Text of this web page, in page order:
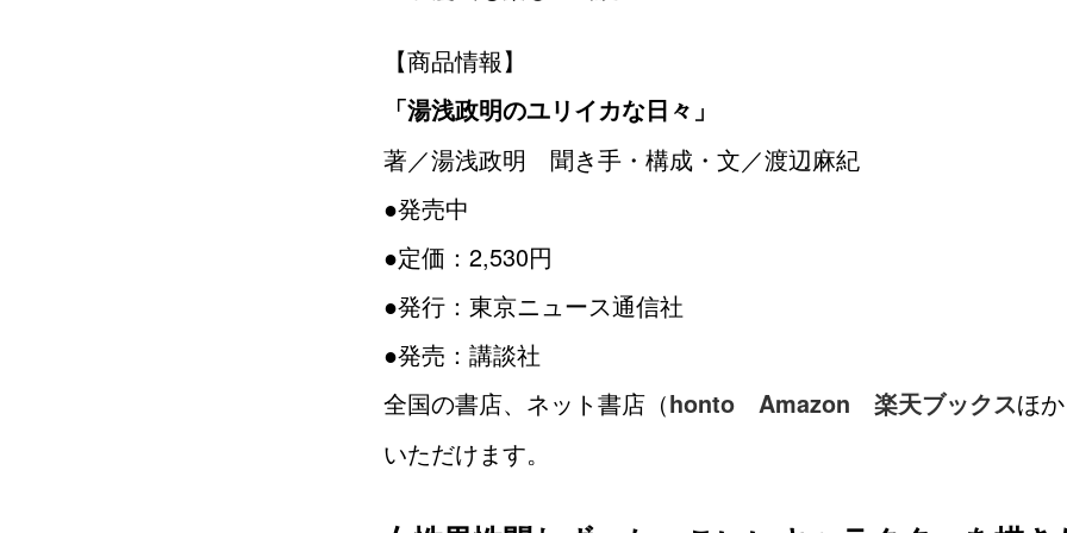
【商品情報】
「湯浅政明のユリイカな日々」
著／湯浅政明 聞き手・構成・文／渡辺麻紀
●発売中
●定価：2,530円
●発行：東京ニュース通信社
●発売：講談社
全国の書店、ネット書店（honto Amazon 楽天ブックスほ
いただけます。